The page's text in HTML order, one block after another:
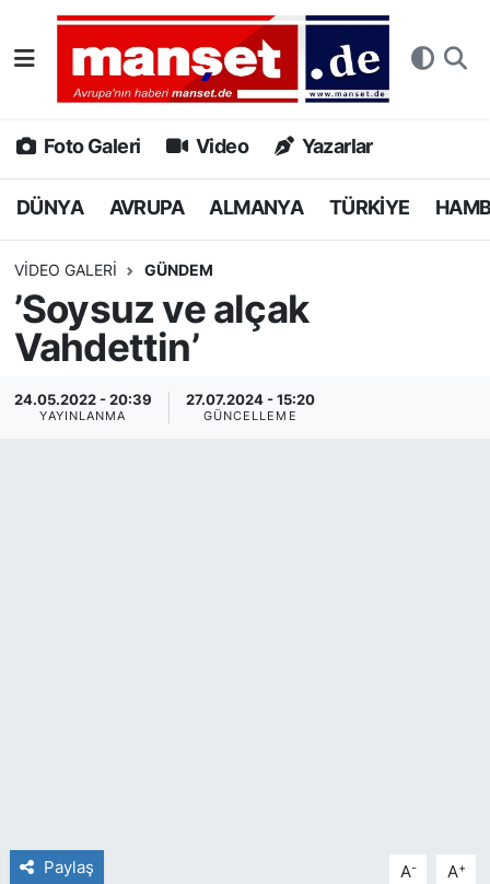
Foto Galeri Video Yazarlar
DÜNYA AVRUPA ALMANYA TÜRKİYE
VIDEO GALERI GÜNDEM
’Soysuz ve alçak
Vahdettin’
24.05.2022 - 20:39
YAYINLANMA
27.07.2024 - 15:20
GÜNCELLEME
Paylaş A- A+
DÜNYA
AVRUPA
ALMANYA
HAMBURG
SPOR
DEUTSCH
Nöbetçi Eczaneler
Hava Durumu
Namaz Vakitleri
Puan Durumu ve Fikstür
Tüm Manşetler
Son Dakika Haberleri